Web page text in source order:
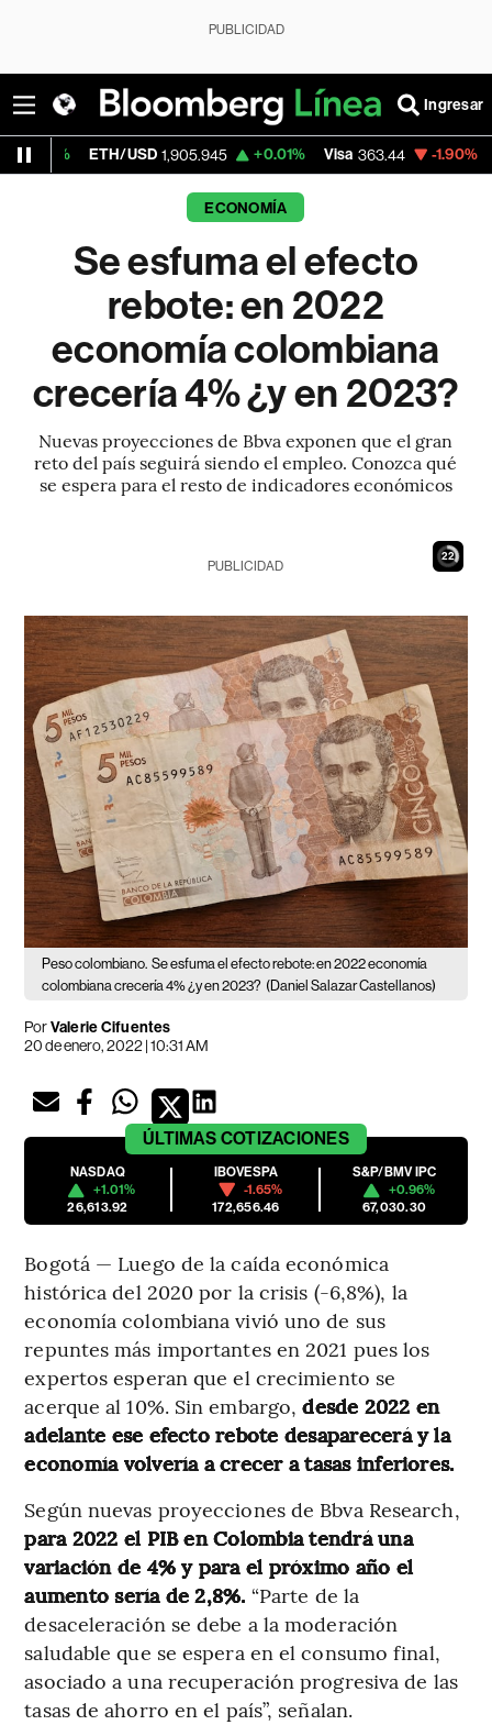
PUBLICIDAD
Ingresar
USD 1,905.945 +0.01% Visa 363.44 -1.90%
ECONOMÍA
Se esfuma el efecto
rebote: en 2022
economía colombiana
crecería 4% ¿y en 2023?
Nuevas proyecciones de Bbva exponen que el gran
reto del país seguirá siendo el empleo. Conozca qué
se espera para el resto de indicadores económicos
21
PUBLICIDAD
Peso colombiano. Se esfuma el efecto rebote: en 2022 economía
colombiana crecería 4% ¿y en 2023? (Daniel Salazar Castellanos)
PorValerie Cifuentes
20 de enero, 2022 | 10:31 AM
ÚLTIMAS COTIZACIONES
NASDAQ
+1.01%
26,613.92
IBOVESPA
-1.65%
172,656.46
S&P/BMV IPC
+0.96%
67,030.30
Bogotá — Luego de la caída económica
histórica del 2020 por la crisis (-6,8%), la
economía colombiana vivió uno de sus
repuntes más importantes en 2021 pues los
expertos esperan que el crecimiento se
acerque al 10%. Sin embargo,desde 2022 en
adelante ese efecto rebote desaparecerá y la
economía volvería a crecer a tasas inferiores.
Según nuevas proyecciones de Bbva Research,
para 2022 el PIB en Colombia tendrá una
variación de 4% y para el próximo año el
aumento sería de 2,8%. “Parte de la
desaceleración se debe a la moderación
saludable que se espera en el consumo final,
asociado a una recuperación progresiva de las
tasas de ahorro en el país”, señalan.